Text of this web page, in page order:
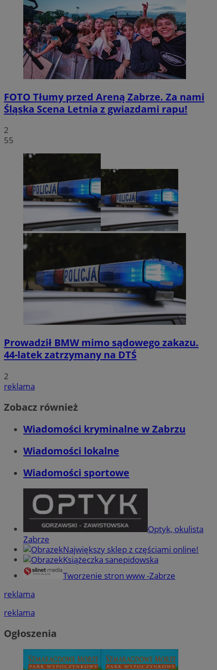
FOTO Tłumy przed Areną Zabrze. Za nami
Śląska Scena Letnia z gwiazdami rapu!
2
55
Prowadził BMW mimo sądowego zakazu.
44-latek zatrzymany na DTŚ
2
reklama
Zobacz również
Wiadomości kryminalne w Zabrzu
Wiadomości lokalne
Wiadomości sportowe
Optyk, okulista
Zabrze
Największy sklep z częściami online!
Książeczka sanepidowska
Tworzenie stron www -Zabrze
reklama
reklama
Ogłoszenia